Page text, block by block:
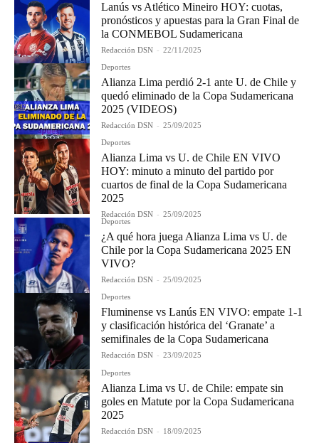
Lanús vs Atlético Mineiro HOY: cuotas,
pronósticos y apuestas para la Gran Final de
la CONMEBOL Sudamericana
Redacción DSN - 22/11/2025
Deportes
Alianza Lima perdió 2-1 ante U. de Chile y
quedó eliminado de la Copa Sudamericana
2025 (VIDEOS)
Redacción DSN - 25/09/2025
Deportes
Alianza Lima vs U. de Chile EN VIVO
HOY: minuto a minuto del partido por
cuartos de final de la Copa Sudamericana
2025
Redacción DSN - 25/09/2025
Deportes
¿A qué hora juega Alianza Lima vs U. de
Chile por la Copa Sudamericana 2025 EN
VIVO?
Redacción DSN - 25/09/2025
Deportes
Fluminense vs Lanús EN VIVO: empate 1-1
y clasificación histórica del ‘Granate’ a
semifinales de la Copa Sudamericana
Redacción DSN - 23/09/2025
Deportes
Alianza Lima vs U. de Chile: empate sin
goles en Matute por la Copa Sudamericana
2025
Redacción DSN - 18/09/2025